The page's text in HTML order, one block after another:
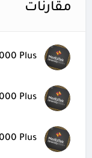
مقارنات
Plus